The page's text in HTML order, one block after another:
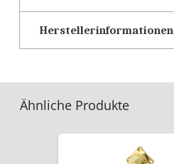
Herstellerinformationen
Ähnliche Produkte